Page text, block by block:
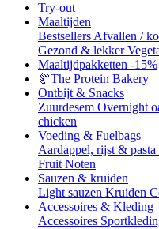
Try-out
Maaltijden
Bestsellers Afvallen /
Gezond & lekker
Maaltijdpakketten -15%
🥐The Protein Bakery
Ontbijt & Snacks
Zuurdesem Overnight
chicken
Voeding & Fuelbags
Aardappel, rijst & pasta
Fruit Noten
Sauzen & kruiden
Light sauzen Kruiden
Accessoires & Kleding
Accessoires